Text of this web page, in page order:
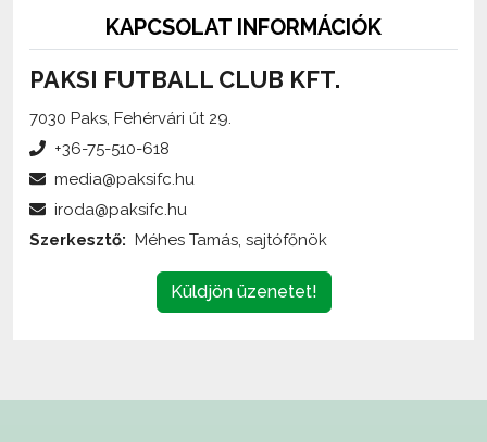
KAPCSOLAT INFORMÁCIÓK
PAKSI FUTBALL CLUB KFT.
7030 Paks, Fehérvári út 29.
+36-75-510-618
media@paksifc.hu
iroda@paksifc.hu
Szerkesztő:
Méhes Tamás, sajtófőnök
Küldjön üzenetet!